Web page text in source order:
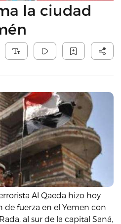
la ciudad
Al Qaeda hizo hoy
fuerza en el Yemen con
al sur de la capital Saná,